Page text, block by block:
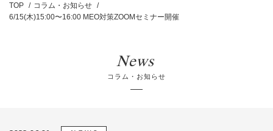
TOP
コラム・お知らせ
6/15(木)15:00〜16:00 MEO対策ZOOMセミナー開催
News
コラム・お知らせ